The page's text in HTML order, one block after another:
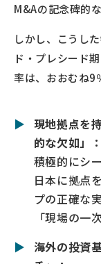
M&Aの記念碑的
しかし、こうし
ド・プレシード
率は、おおむね9
▶ 現地拠点を
的な欠如」：
積極的にシ
日本に拠点
プの正確な
「現場の一
▶
海外の投資